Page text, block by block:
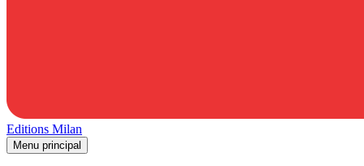
Editions Milan
Menu principal